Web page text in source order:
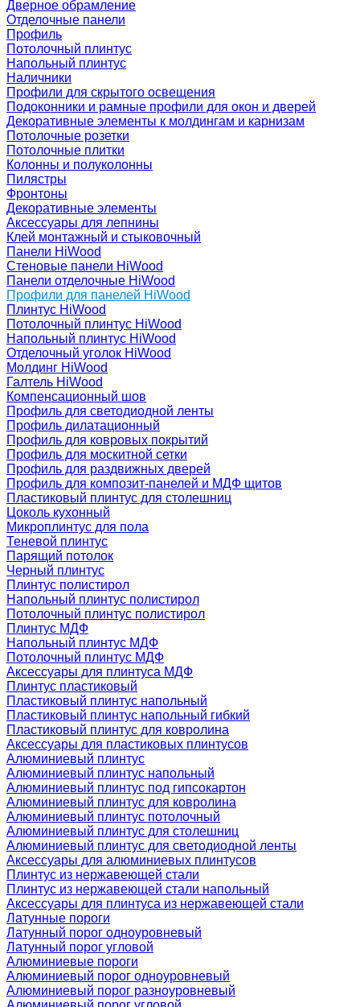
Дверное обрамление
Отделочные панели
Профиль
Потолочный плинтус
Напольный плинтус
Наличники
Профили для скрытого освещения
Подоконники и рамные профили для окон и дверей
Декоративные элементы к молдингам и карнизам
Потолочные розетки
Потолочные плитки
Колонны и полуколонны
Пилястры
Фронтоны
Декоративные элементы
Аксессуары для лепнины
Клей монтажный и стыковочный
Панели HiWood
Стеновые панели HiWood
Панели отделочные HiWood
Профили для панелей HiWood
Плинтус HiWood
Потолочный плинтус HiWood
Напольный плинтус HiWood
Отделочный уголок HiWood
Молдинг HiWood
Галтель HiWood
Компенсационный шов
Профиль для светодиодной ленты
Профиль дилатационный
Профиль для ковровых покрытий
Профиль для москитной сетки
Профиль для раздвижных дверей
Профиль для композит-панелей и МДФ щитов
Пластиковый плинтус для столешниц
Цоколь кухонный
Микроплинтус для пола
Теневой плинтус
Парящий потолок
Черный плинтус
Плинтус полистирол
Напольный плинтус полистирол
Потолочный плинтус полистирол
Плинтус МДФ
Напольный плинтус МДФ
Потолочный плинтус МДФ
Аксессуары для плинтуса МДФ
Плинтус пластиковый
Пластиковый плинтус напольный
Пластиковый плинтус напольный гибкий
Пластиковый плинтус для ковролина
Аксессуары для пластиковых плинтусов
Алюминиевый плинтус
Алюминиевый плинтус напольный
Алюминиевый плинтус под гипсокартон
Алюминиевый плинтус для ковролина
Алюминиевый плинтус потолочный
Алюминиевый плинтус для столешниц
Алюминиевый плинтус для светодиодной ленты
Аксессуары для алюминиевых плинтусов
Плинтус из нержавеющей стали
Плинтус из нержавеющей стали напольный
Аксессуары для плинтуса из нержавеющей стали
Латунные пороги
Латунный порог одноуровневый
Латунный порог угловой
Алюминиевые пороги
Алюминиевый порог одноуровневый
Алюминиевый порог разноуровневый